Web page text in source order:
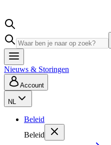
Nieuws & Storingen
Account
NL
Beleid
Beleid